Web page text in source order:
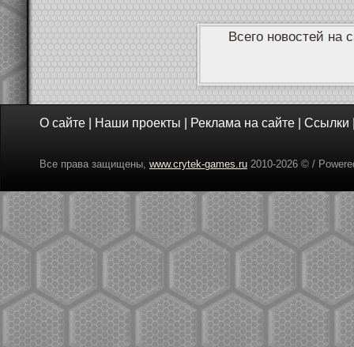
Всего новостей на
О сайте Наши проекты Реклама на сайте Ссылки
Все права защищены, www.crytek-games.ru 2010-2026 © /